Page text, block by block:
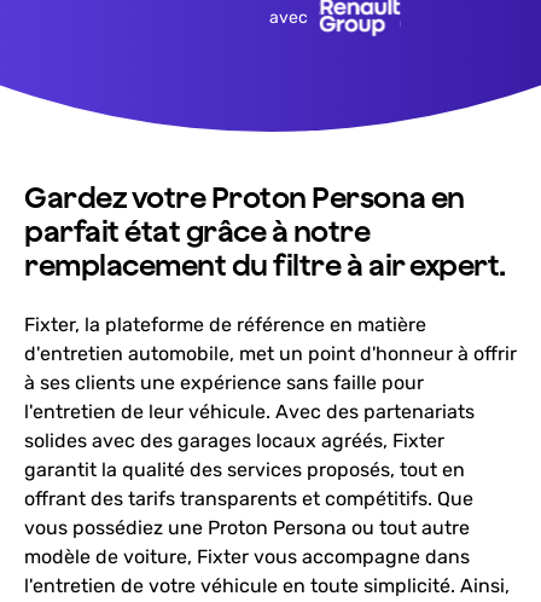
avec
Gardez votre Proton Persona en
parfait état grâce à notre
remplacement du filtre à air expert.
Fixter, la plateforme de référence en matière
d'entretien automobile, met un point d'honneur à offrir
à ses clients une expérience sans faille pour
l'entretien de leur véhicule. Avec des partenariats
solides avec des garages locaux agréés, Fixter
garantit la qualité des services proposés, tout en
offrant des tarifs transparents et compétitifs. Que
vous possédiez une Proton Persona ou tout autre
modèle de voiture, Fixter vous accompagne dans
l'entretien de votre véhicule en toute simplicité. Ainsi,